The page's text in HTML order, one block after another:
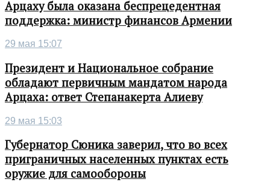
Арцаху была оказана беспрецедентная
поддержка: министр финансов Армении
29 мая 15:07
Президент и Национальное собрание
обладают первичным мандатом народа
Арцаха: ответ Степанакерта Алиеву
29 мая 15:03
Губернатор Сюника заверил, что во всех
приграничных населенных пунктах есть
оружие для самообороны